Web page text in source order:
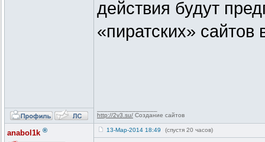
действия будут
«пиратских»
http://2v3.su/ Создание сайтов
anabol1k ® 13-Мар-2014 18:49 (спустя 20 часов)